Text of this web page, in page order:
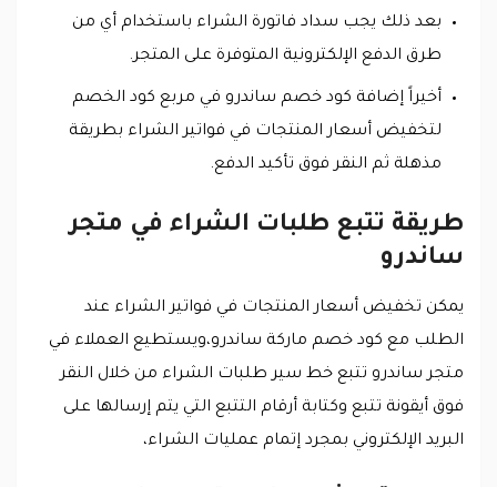
بعد ذلك يجب سداد فاتورة الشراء باستخدام أي من
طرق الدفع الإلكترونية المتوفرة على المتجر.
أخيراً إضافة كود خصم ساندرو في مربع كود الخصم
لتخفيض أسعار المنتجات في فواتير الشراء بطريقة
مذهلة ثم النقر فوق تأكيد الدفع.
طريقة تتبع طلبات الشراء في متجر
ساندرو
يمكن تخفيض أسعار المنتجات في فواتير الشراء عند
الطلب مع كود خصم ماركة ساندرو،ويستطيع العملاء في
متجر ساندرو تتبع خط سير طلبات الشراء من خلال النقر
فوق أيقونة تتبع وكتابة أرقام التتبع التي يتم إرسالها على
البريد الإلكتروني بمجرد إتمام عمليات الشراء،